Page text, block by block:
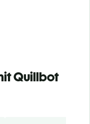
Quillbot